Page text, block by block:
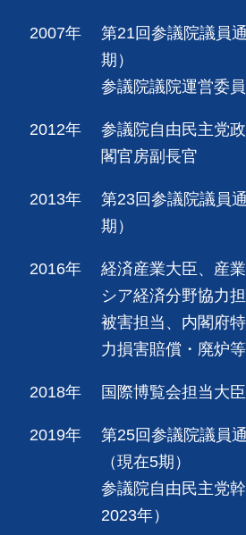
2007年
第21回参議院議員
期）
参議院議院運営委
2012年
参議院自由民主党
閣官房副長官
2013年
第23回参議院議員
期）
2016年
経済産業大臣、産
シア経済分野協力
被害担当、内閣府
力損害賠償・廃炉
2018年 国際博覧会担当大
2019年
第25回参議院議員
（現在5期）
参議院自由民主党
2023年）